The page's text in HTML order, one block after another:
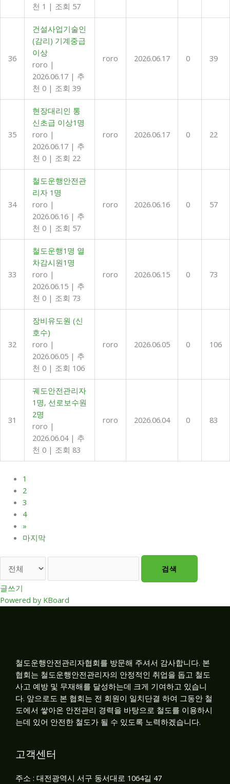
천 1 | 조회 57
36
건설사업기술인
(감리) 기계중급
이상
roro |
2026.06.17 | 추
천 0 | 조회 39
roro 2026.06.17 0 39
35
현장대리인 통
신초급 이상1명
roro |
2026.06.17 | 추
천 0 | 조회 22
roro 2026.06.17 0 22
34
철도운행안전관
리자 1명
roro |
2026.06.16 | 추
천 0 | 조회 57
roro 2026.06.16 0 57
33
철도운행1명 열
차감시원1명
roro |
2026.06.15 | 추
천 0 | 조회 73
roro 2026.06.15 0 73
32
장비유도원 (신
호수)
roro |
2026.06.05 | 추
천 0 | 조회 106
roro 2026.06.05 0 106
31
궤도안전관리자
1명, 선로보수원
2명
roro |
2026.06.04 | 추
천 0 | 조회 83
roro 2026.06.04 0 83
1
2
3
4
»
마지막
검색
글쓰기
Powered by KBoard
철도운행안전관리자협회를 방문해 주셔서 감사합니다. 본
협회는 철도운행안전관리자의 안정적인 취업을 돕고 철도
사고 예방 및 무재해를 달성하는데 크게 기여하고 있습니
다. 앞으로도 본 협회는 전 회원이 일치단결 하여 그동안 철
도에서 쌓아온 안전관리 경력을 바탕으로 철도를 이용하시
는데 있어 안전한 철도가 될 수 있도록 노력하겠습니다.
고객센터
주소 : 대전광역시 서구 동서대로 1064길 47